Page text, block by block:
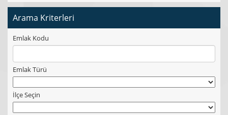
Arama Kriterleri
Emlak Kodu
Emlak Türü
İlçe Seçin